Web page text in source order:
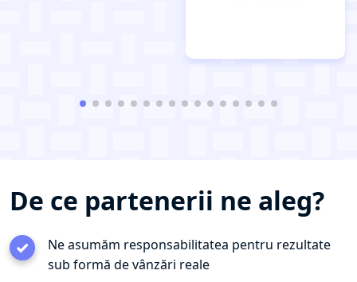
De ce partenerii ne aleg?
Ne asumăm responsabilitatea pentru rezultate
sub formă de vânzări reale